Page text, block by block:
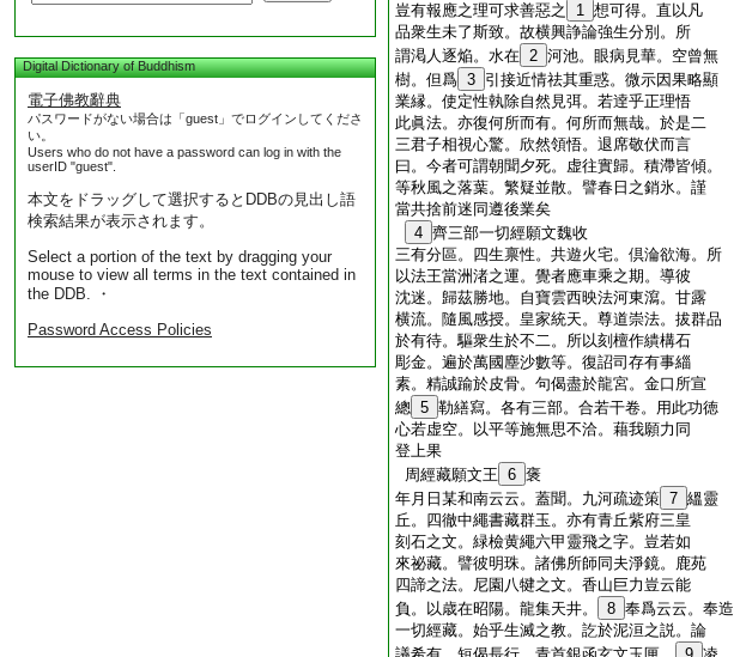
Digital Dictionary of Buddhism
電子佛教辭典
パスワードがない場合は「guest」でログインしてくださ
い。
Users who do not have a password can log in with the
userID "guest".
本文をドラッグして選択するとDDBの見出し語
検索結果が表示されます。
Select a portion of the text by dragging your
mouse to view all terms in the text contained in
the DDB. ・
Password Access Policies
豈有報應之理可求善惡之
1 想可得。直以凡
品衆生未了斯致。故横興諍論強生分別。所
謂渇人逐焔。水在 2 河池。眼病見華。空曾無
樹。但爲 3 引接近情祛其重惑。微示因果略顯
業縁。使定性執除自然見弭。若逹乎正理悟
此眞法。亦復何所而有。何所而無哉。於是二
三君子相視心驚。欣然領悟。退席敬伏而言
曰。今者可謂朝聞夕死。虚往實歸。積滯皆傾。
等秋風之落葉。繁疑並散。譬春日之銷氷。謹
當共捨前迷同遵後業矣
4 齊三部一切經願文魏收
三有分區。四生禀性。共遊火宅。倶淪欲海。所
以法王當洲渚之運。覺者應車乘之期。導彼
沈迷。歸茲勝地。自寶雲西映法河東瀉。甘露
横流。隨風感授。皇家統天。尊道崇法。拔群品
於有待。驅衆生於不二。所以刻檀作繢構石
彫金。遍於萬國塵沙數等。復詔司存有事緇
素。精誠踰於皮骨。句偈盡於龍宮。金口所宣
總 5 勒繕寫。各有三部。合若干卷。用此功徳
心若虚空。以平等施無思不洽。藉我願力同
登上果
周經藏願文王 6 褒
年月日某和南云云。蓋聞。九河疏迹策 7 縕靈
丘。四徹中繩書藏群玉。亦有青丘紫府三皇
刻石之文。緑檢黄繩六甲靈飛之字。豈若如
來祕藏。譬彼明珠。諸佛所師同夫淨鏡。鹿苑
四諦之法。尼園八犍之文。香山巨力豈云能
負。以歳在昭陽。龍集天井。
8 奉爲云云。奉造
一切經藏。始乎生滅之教。訖於泥洹之説。論